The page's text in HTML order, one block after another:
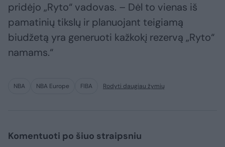
pridėjo „Ryto“ vadovas. – Dėl to vienas iš
pamatinių tikslų ir planuojant teigiamą
biudžetą yra generuoti kažkokį rezervą „Ryto“
namams.“
NBA NBA Europe FIBA Rodyti daugiau žymių
Komentuoti po šiuo straipsniu